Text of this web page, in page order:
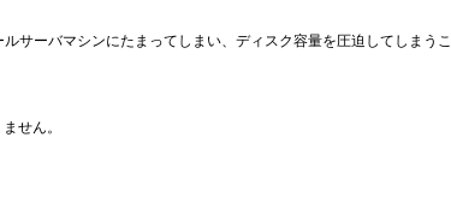
サーバマシンにたまってしまい、ディスク容量を圧迫してしま
せん。